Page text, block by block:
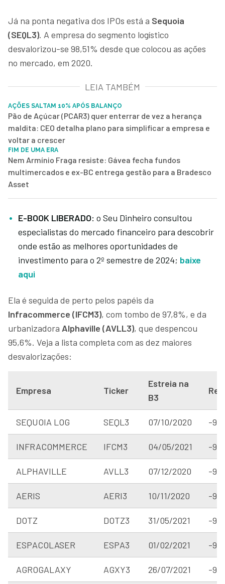
Já na ponta negativa dos IPOs está a Sequoia
(SEQL3). A empresa do segmento logístico
desvalorizou-se 98,51% desde que colocou as ações
no mercado, em 2020.
LEIA TAMBÉM
AÇÕES SALTAM 10% APÓS BALANÇO
Pão de Açúcar (PCAR3) quer enterrar de vez a herança
maldita: CEO detalha plano para simplificar a empresa e
voltar a crescer
FIM DE UMA ERA
Nem Armínio Fraga resiste: Gávea fecha fundos
multimercados e ex-BC entrega gestão para a Bradesco
Asset
E-BOOK LIBERADO: o Seu Dinheiro consultou
especialistas do mercado financeiro para descobrir
onde estão as melhores oportunidades de
investimento para o 2º semestre de 2024; baixe
aqui
Ela é seguida de perto pelos papéis da
Infracommerce (IFCM3), com tombo de 97,8%, e da
urbanizadora Alphaville (AVLL3), que despencou
95,6%. Veja a lista completa com as dez maiores
desvalorizações:
Empresa Ticker
Estreia na
B3
SEQUOIA LOG SEQL3 07/10/2020 -
INFRACOMMERCE IFCM3 04/05/2021 -
ALPHAVILLE AVLL3 07/12/2020 -
AERIS AERI3 10/11/2020 -
DOTZ DOTZ3 31/05/2021 -
ESPACOLASER ESPA3 01/02/2021 -
AGROGALAXY AGXY3 26/07/2021 -